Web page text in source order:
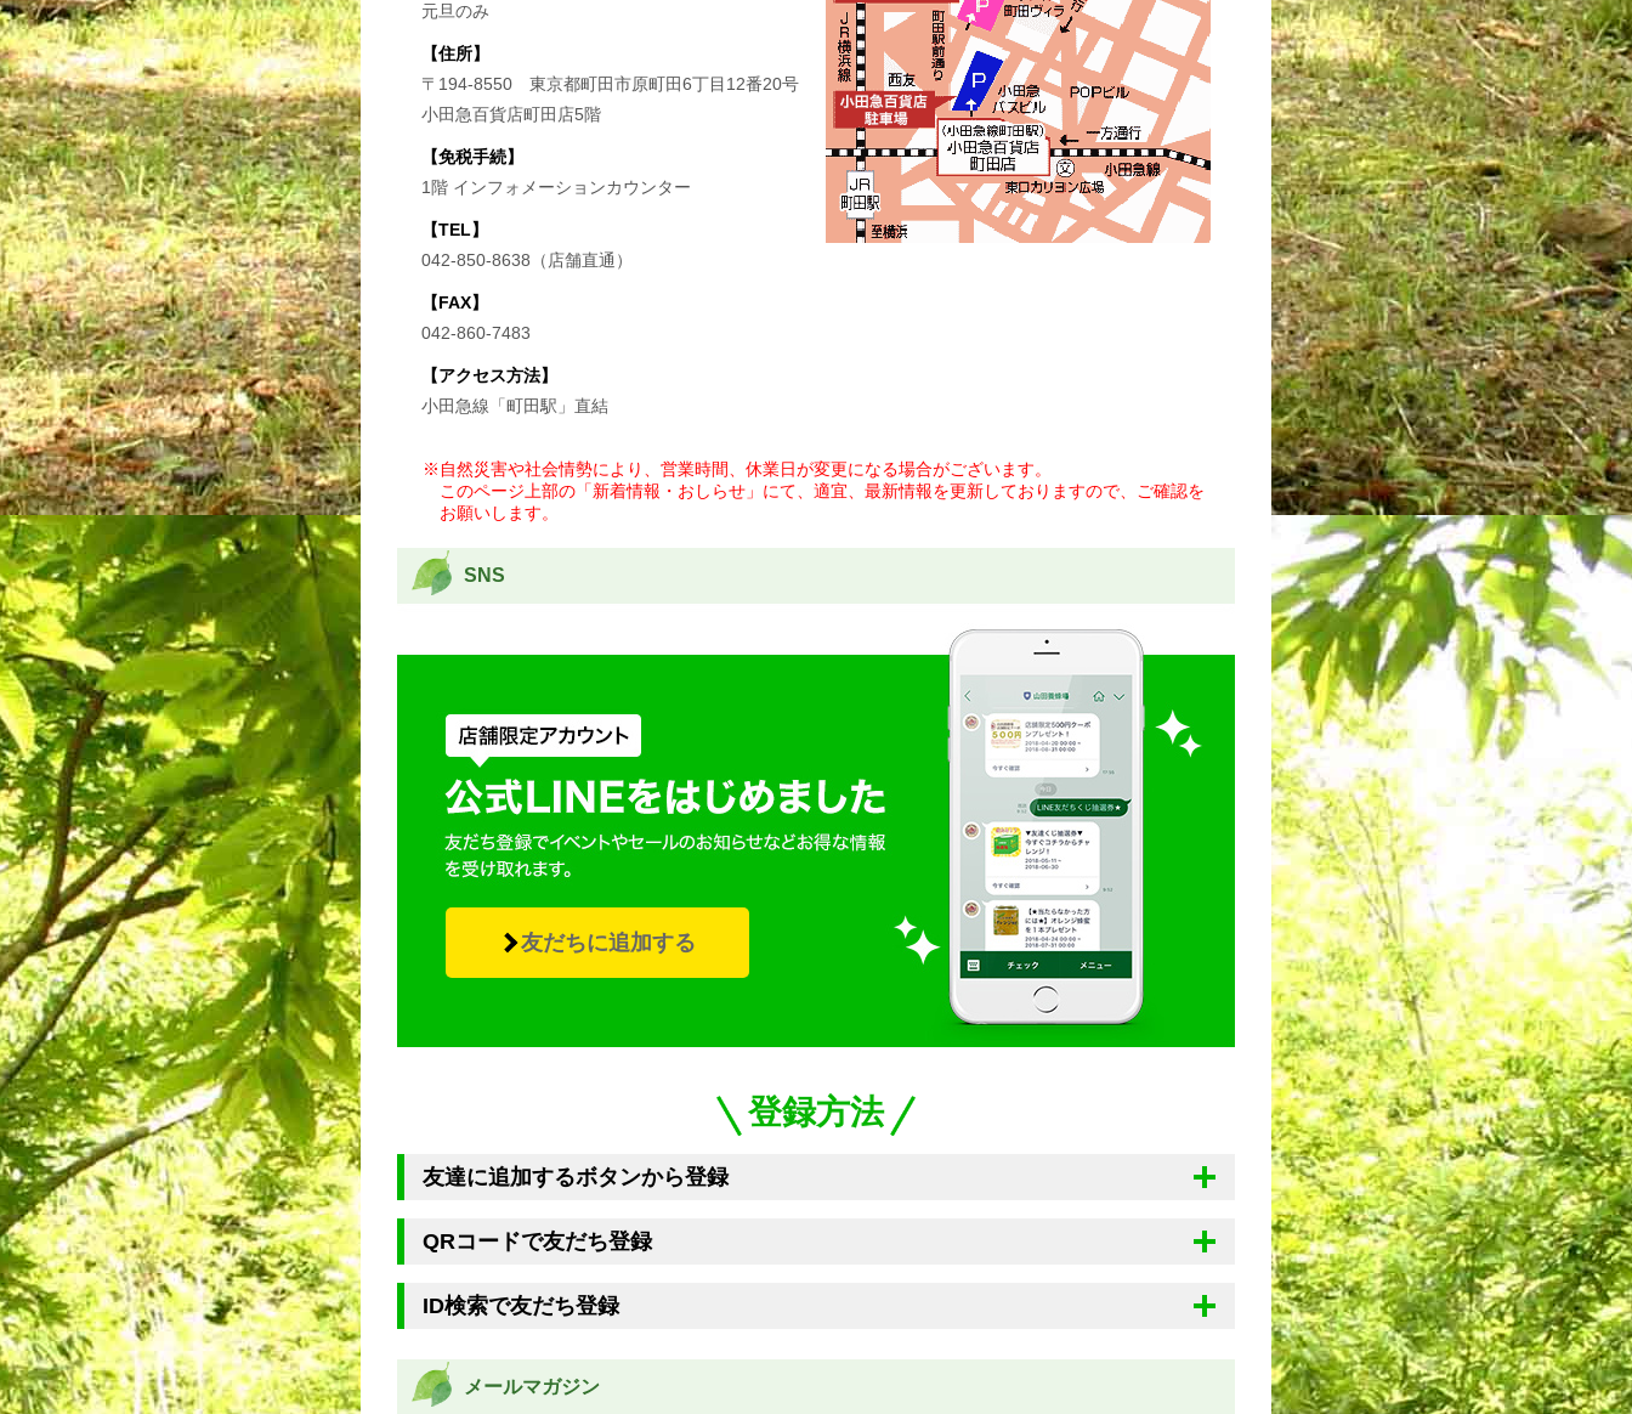
元旦のみ
【住所】
〒194-8550 東京都町田市原町田6丁目12番20号
小田急百貨店町田店5階
【免税手続】
1階 インフォメーションカウンター
【TEL】
042-850-8638（店舗直通）
【FAX】
042-860-7483
【アクセス方法】
小田急線「町田駅」直結
※自然災害や社会情勢により、営業時間、休業日が変更になる場合がございます。
このページ上部の「新着情報・おしらせ」にて、適宜、最新情報を更新しておりますので、ご確認を
お願いします。
SNS
友だちに追加する
登録方法
友達に追加するボタンから登録
QRコードで友だち登録
ID検索で友だち登録
メールマガジン